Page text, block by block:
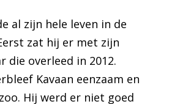
al zijn hele leven in de
zat hij er met zijn
die overleed in 2012.
Kavaan eenzaam en
Hij werd er niet goed